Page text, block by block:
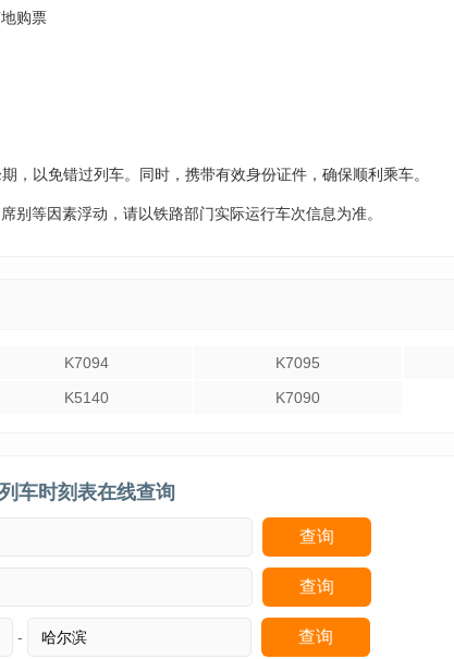
购票
，以免错过列车。同时，携带有效身份证件，确保顺利乘车。
等因素浮动，请以铁路部门实际运行车次信息为准。
K7094 K7095
K5140 K7090
列车时刻表在线查询
-